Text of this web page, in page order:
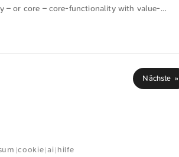
– or core – core-functionality with value-
free lunch for competitors. Of
of the best defence tactics against
the project through a genuinely open and
Nächste »
|cookie| ai | hilfe